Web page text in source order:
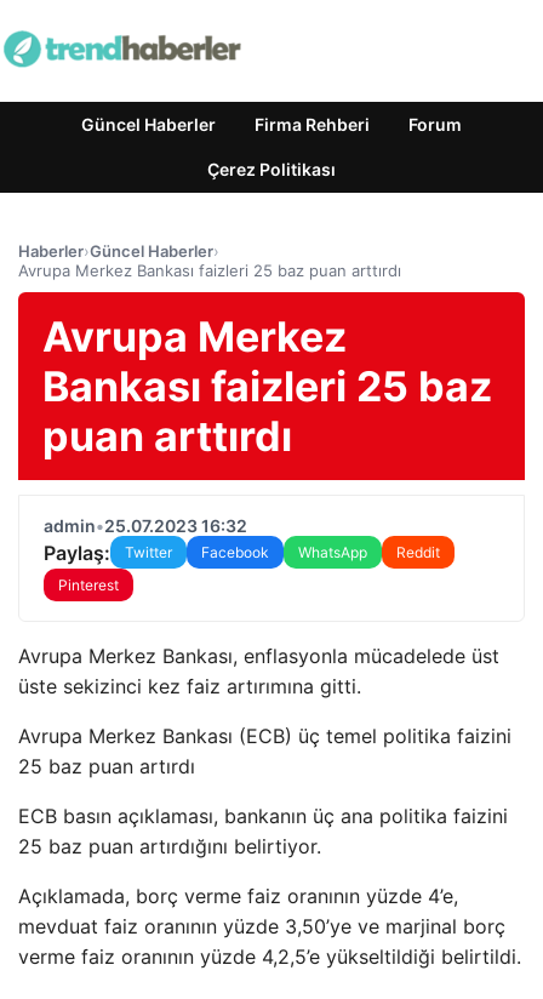
Güncel Haberler Firma Rehberi Forum
Çerez Politikası
Haberler›Güncel Haberler›
Avrupa Merkez Bankası faizleri 25 baz puan arttırdı
Avrupa Merkez
Bankası faizleri 25 baz
puan arttırdı
admin•25.07.2023 16:32
Paylaş: Twitter Facebook WhatsApp
Reddit
Pinterest
Avrupa Merkez Bankası, enflasyonla mücadelede üst
üste sekizinci kez faiz artırımına gitti.
Avrupa Merkez Bankası (ECB) üç temel politika faizini
25 baz puan artırdı
ECB basın açıklaması, bankanın üç ana politika faizini
25 baz puan artırdığını belirtiyor.
Açıklamada, borç verme faiz oranının yüzde 4’e,
mevduat faiz oranının yüzde 3,50’ye ve marjinal borç
verme faiz oranının yüzde 4,2,5’e yükseltildiği belirtildi.